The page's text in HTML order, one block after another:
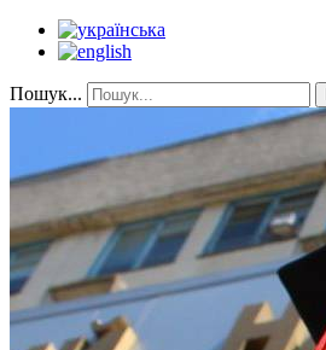
Пошук...